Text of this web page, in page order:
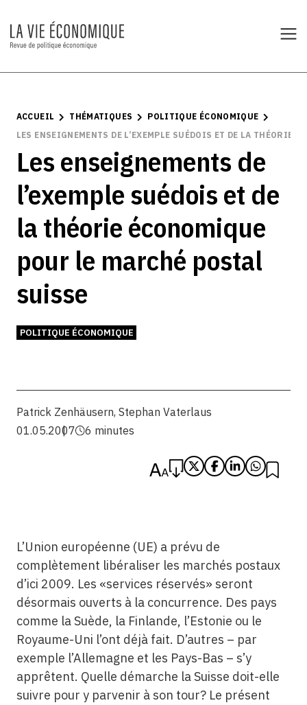
ACCUEIL THÉMATIQUES
POLITIQUE ÉCONOMIQUE
LES ENSEIGNEMENTS DE L’EXEMPLE SUÉDOIS ET DE LA THÉORIE
Les enseignements de
l’exemple suédois et de
la théorie économique
pour le marché postal
suisse
POLITIQUE ÉCONOMIQUE
Patrick Zenhäusern, Stephan Vaterlaus
01.05.2007
6 minutes
L’Union européenne (UE) a prévu de
complètement libéraliser les marchés postaux
d’ici 2009. Les «services réservés» seront
désormais ouverts à la concurrence. Des pays
comme la Suède, la Finlande, l’Estonie ou le
Royaume-Uni l’ont déjà fait. D’autres – par
exemple l’Allemagne et les Pays-Bas – s’y
apprêtent. Quelle démarche la Suisse doit-elle
suivre pour y parvenir à son tour? Le présent